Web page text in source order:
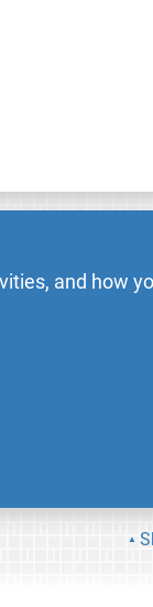
and how